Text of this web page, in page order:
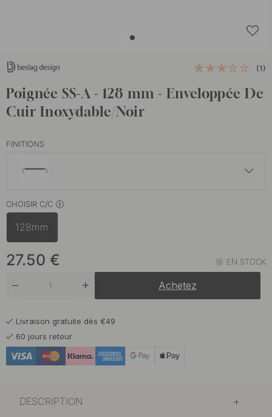
(1)
Poignée SS-A - 128 mm - Enveloppée De
Cuir Inoxydable/Noir
FINITIONS
Aspect Inoxydable/Naturel
CHOISIR C/C
128mm
27.50 € EN STOCK
Achetez
Livraison gratuite dès €49
60 jours retour
DESCRIPTION